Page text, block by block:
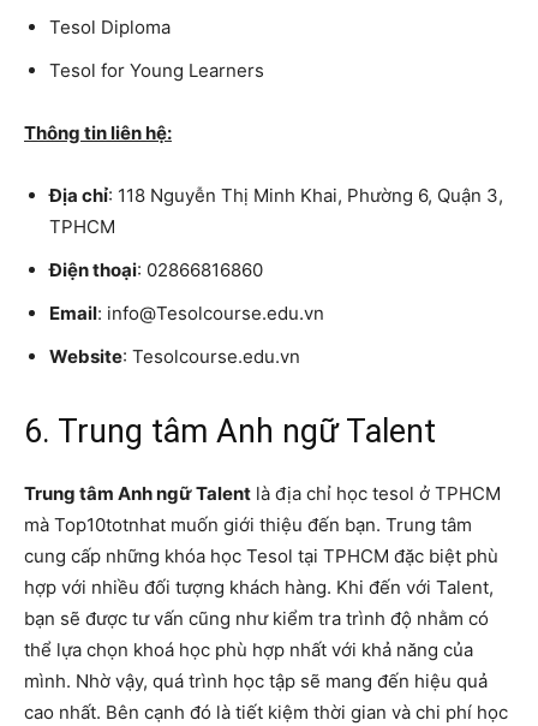
Tesol Diploma
Tesol for Young Learners
Thông tin liên hệ:
Địa chỉ: 118 Nguyễn Thị Minh Khai, Phường 6, Quận 3,
TPHCM
Điện thoại: 02866816860
Email: info@Tesolcourse.edu.vn
Website: Tesolcourse.edu.vn
6. Trung tâm Anh ngữ Talent
Trung tâm Anh ngữ Talent là địa chỉ học tesol ở TPHCM
mà Top10totnhat muốn giới thiệu đến bạn. Trung tâm
cung cấp những khóa học Tesol tại TPHCM đặc biệt phù
hợp với nhiều đối tượng khách hàng. Khi đến với Talent,
bạn sẽ được tư vấn cũng như kiểm tra trình độ nhằm có
thể lựa chọn khoá học phù hợp nhất với khả năng của
mình. Nhờ vậy, quá trình học tập sẽ mang đến hiệu quả
cao nhất. Bên cạnh đó là tiết kiệm thời gian và chi phí học